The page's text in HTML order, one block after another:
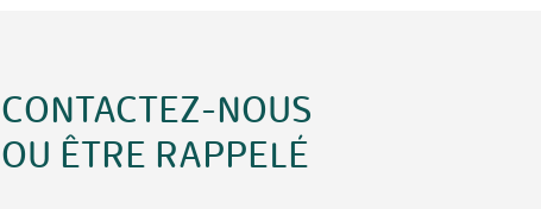
CONTACTEZ-NOUS
OU ÊTRE RAPPELÉ